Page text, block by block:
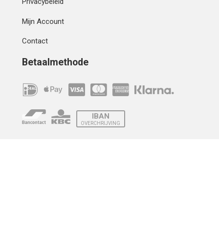
Mijn Account
Contact
Betaalmethode
IBAN
OVERCHRIJVING